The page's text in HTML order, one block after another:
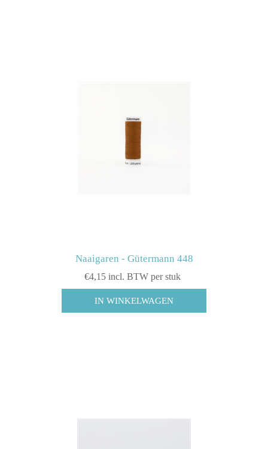
Naaigaren - Gütermann 448
€4,15 incl. BTW per stuk